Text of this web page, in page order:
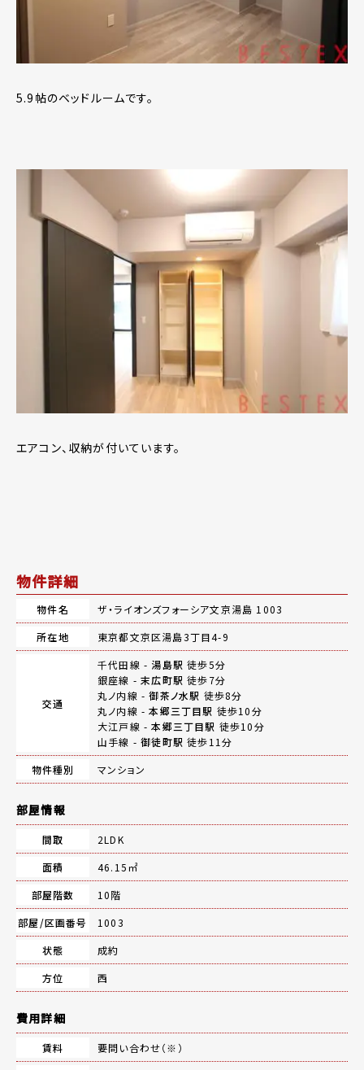
5.9帖のベッドルームです。
エアコン、収納が付いています。
物件詳細
物件名
ザ・ライオンズフォーシア文京湯島 1003
所在地
東京都文京区湯島3丁目4-9
交通
千代田線 - 湯島駅 徒歩5分
銀座線 -末広町駅 徒歩7分
丸ノ内線 -御茶ノ水駅 徒歩8分
丸ノ内線 -本郷三丁目駅 徒歩10分
大江戸線 -本郷三丁目駅 徒歩10分
山手線 -御徒町駅 徒歩11分
物件種別
マンション
部屋情報
間取
2LDK
面積
46.15㎡
部屋階数
10階
部屋/区画番号
1003
状態
成約
方位
西
費用詳細
賃料
要問い合わせ（※）